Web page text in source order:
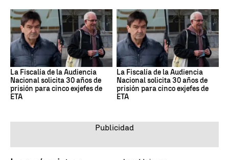
La Fiscalía de la Audiencia
Nacional solicita 30 años de
prisión para cinco exjefes de
ETA
La Fiscalía de la Audiencia
Nacional solicita 30 años de
prisión para cinco exjefes de
ETA